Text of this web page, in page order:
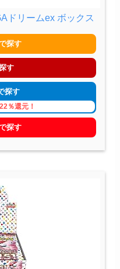
ドリームex ボックス
探す
す
探す
％還元！
探す